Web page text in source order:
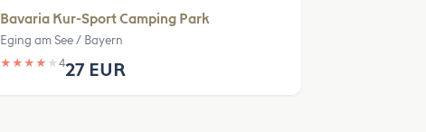
Bavaria Kur-Sport Camping Park
Eging am See / Bayern
★ ★ ★ ★ ★ 427 EUR